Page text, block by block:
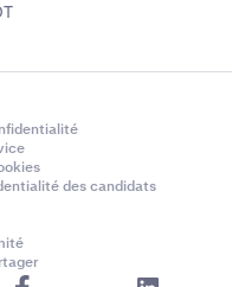
des candidats